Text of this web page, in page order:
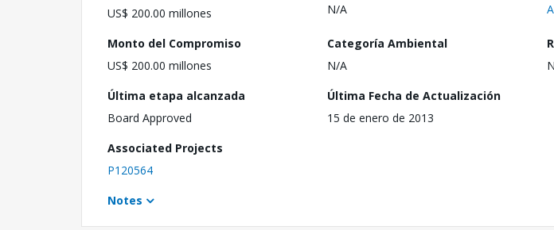
US$ 200.00 millones
N/A
Monto del Compromiso
US$ 200.00 millones
Categoría Ambiental
N/A
Última etapa alcanzada
Board Approved
Última Fecha de Actualización
15 de enero de 2013
Associated Projects
P120564
Notes